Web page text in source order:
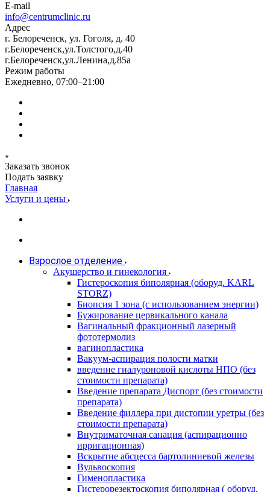
E-mail
info@centrumclinic.ru
Адрес
г. Белореченск, ул. Гоголя, д. 40
г.Белореченск,ул.Толстого,д.40
г.Белореченск,ул.Ленина,д.85а
Режим работы
Ежедневно, 07:00–21:00
Заказать звонок
Подать заявку
Главная
Услуги и цены
Взрослое отделение
Акушерство и гинекология
Гистероскопия биполярная (оборуд. KARL
STORZ)
Биопсия 1 зона (с использованием энергии)
Бужирование цервикального канала
Вагинальный фракционный лазерный
фототермолиз
вагинопластика
Вакуум-аспирация полости матки
введение гиалуроновой кислоты НПО (без
стоимости препарата)
Введение препарата Диспорт (без стоимости
препарата)
Введение филлера при дистопии уретры (без
стоимости препарата)
Внутриматочная санация (аспирационно
ирригационная)
Вскрытие абсцесса бартолиниевой железы
Вульвоскопия
Гименопластика
Гистерорезектоскопия биполярная ( оборуд.